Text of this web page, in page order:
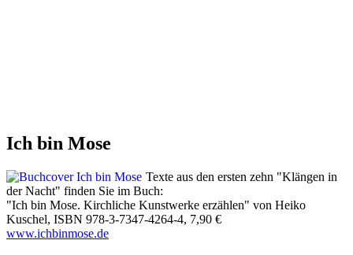
Ich bin Mose
Texte aus den ersten zehn "Klängen in
der Nacht" finden Sie im Buch:
"Ich bin Mose. Kirchliche Kunstwerke erzählen" von Heiko
Kuschel, ISBN 978-3-7347-4264-4, 7,90 €
​www.ichbinmose.de